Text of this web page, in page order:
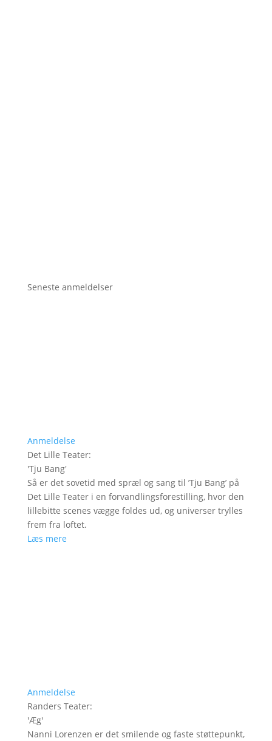
Seneste anmeldelser
Anmeldelse
Det Lille Teater:
'Tju Bang'
Så er det sovetid med spræl og sang til ’Tju Bang’ på
Det Lille Teater i en forvandlingsforestilling, hvor den
lillebitte scenes vægge foldes ud, og universer trylles
frem fra loftet.
Læs mere
Anmeldelse
Randers Teater:
'Æg'
Nanni Lorenzen er det smilende og faste støttepunkt,